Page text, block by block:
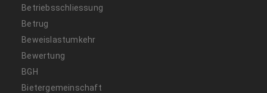
Betriebsschliessung
Betrug
Beweislastumkehr
Bewertung
BGH
Bietergemeinschaft